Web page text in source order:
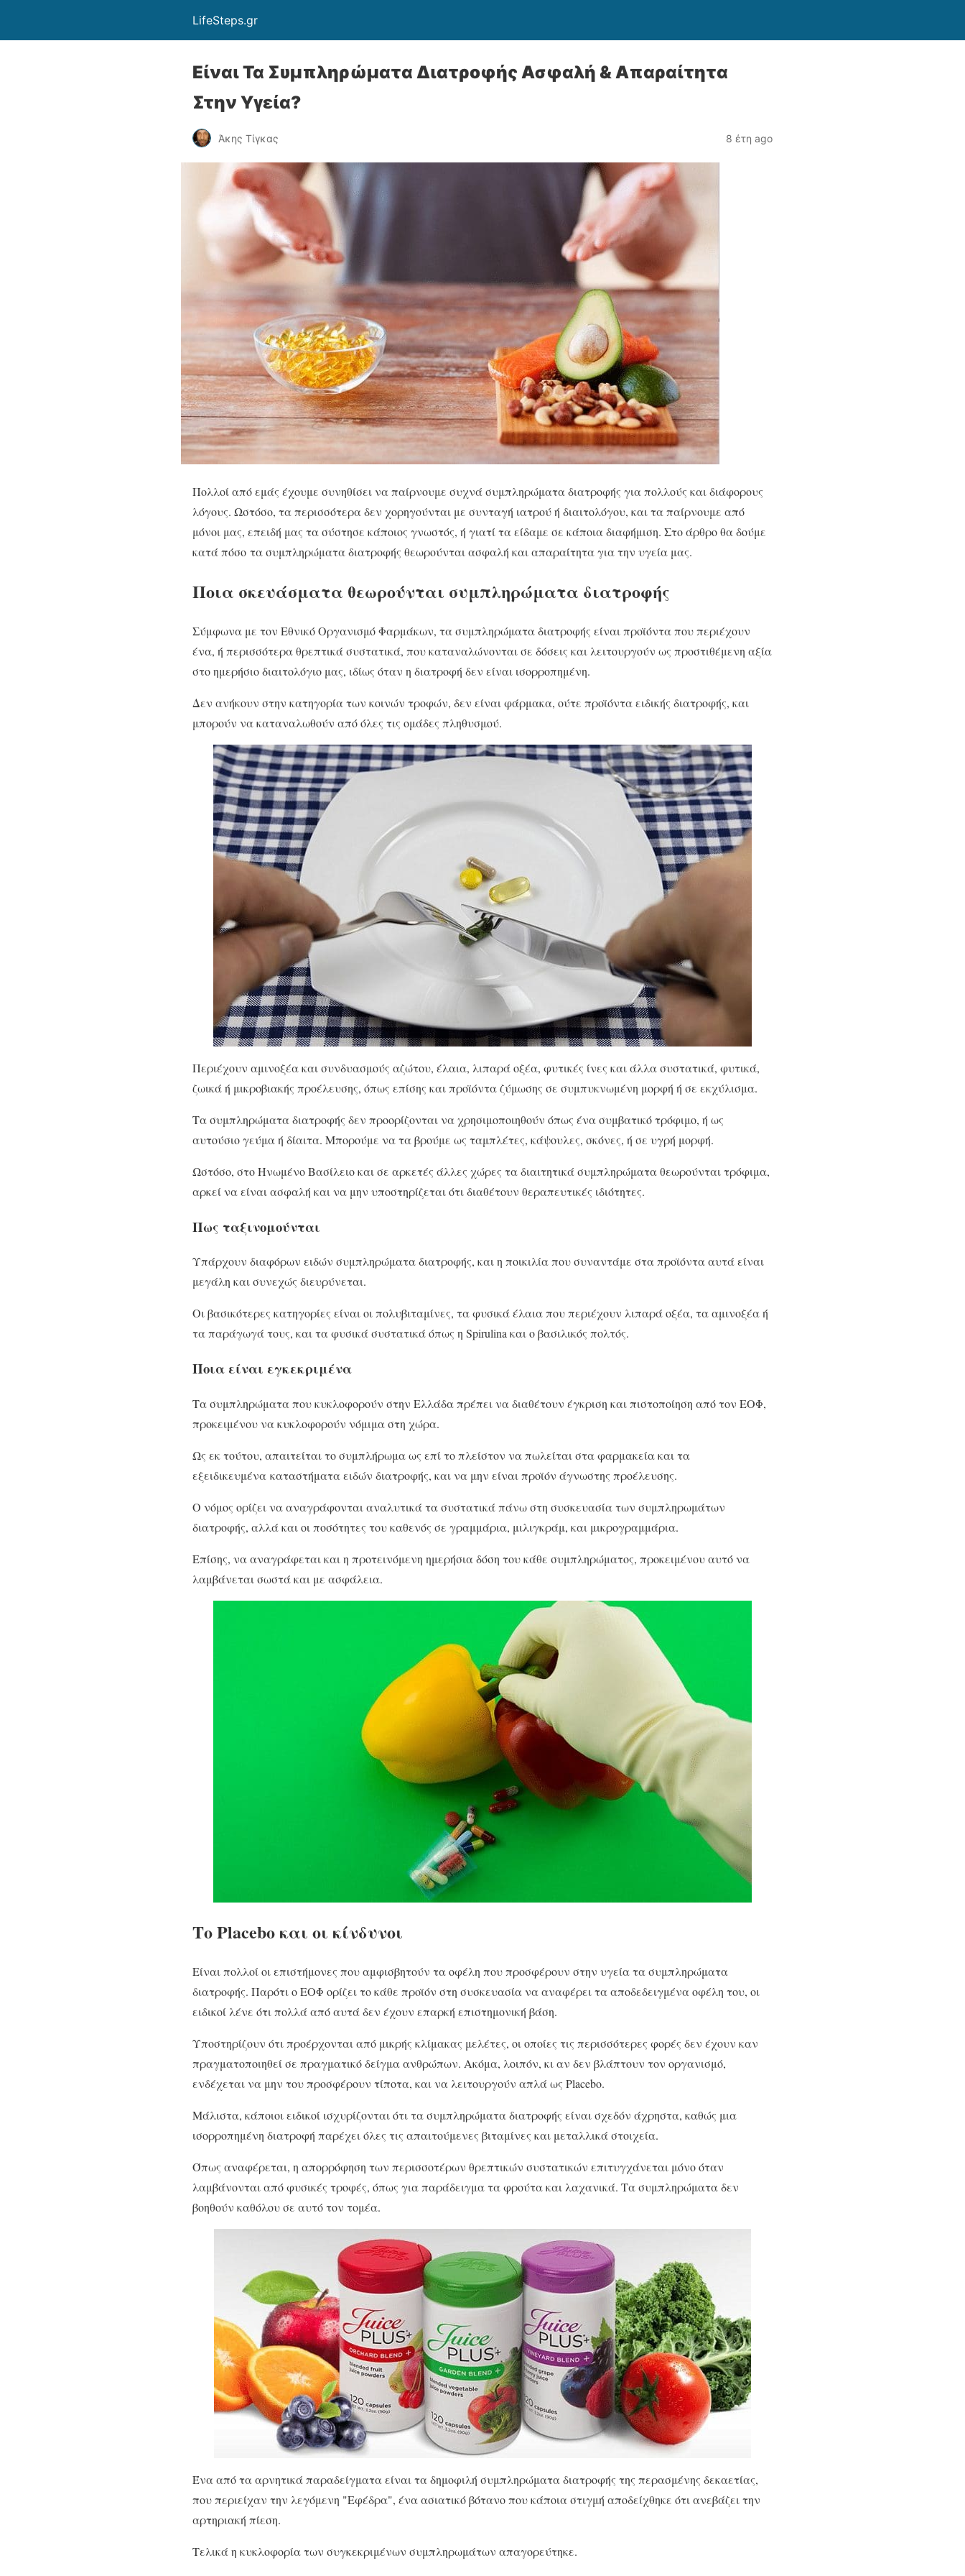
LifeSteps.gr
Είναι Τα Συμπληρώματα Διατροφής Ασφαλή & Απαραίτητα
Στην Υγεία?
Άκης Τίγκας 8 έτη ago
Πολλοί από εμάς έχουμε συνηθίσει να παίρνουμε συχνά συμπληρώματα διατροφής για πολλούς και διάφορους
λόγους. Ωστόσο, τα περισσότερα δεν χορηγούνται με συνταγή ιατρού ή διαιτολόγου, και τα παίρνουμε από
μόνοι μας, επειδή μας τα σύστησε κάποιος γνωστός, ή γιατί τα είδαμε σε κάποια διαφήμιση. Στο άρθρο θα δούμε
κατά πόσο τα συμπληρώματα διατροφής θεωρούνται ασφαλή και απαραίτητα για την υγεία μας.
Ποια σκευάσματα θεωρούνται συμπληρώματα διατροφής
Σύμφωνα με τον Εθνικό Οργανισμό Φαρμάκων, τα συμπληρώματα διατροφής είναι προϊόντα που περιέχουν
ένα, ή περισσότερα θρεπτικά συστατικά, που καταναλώνονται σε δόσεις και λειτουργούν ως προστιθέμενη αξία
στο ημερήσιο διαιτολόγιο μας, ιδίως όταν η διατροφή δεν είναι ισορροπημένη.
Δεν ανήκουν στην κατηγορία των κοινών τροφών, δεν είναι φάρμακα, ούτε προϊόντα ειδικής διατροφής, και
μπορούν να καταναλωθούν από όλες τις ομάδες πληθυσμού.
Περιέχουν αμινοξέα και συνδυασμούς αζώτου, έλαια, λιπαρά οξέα, φυτικές ίνες και άλλα συστατικά, φυτικά,
ζωικά ή μικροβιακής προέλευσης, όπως επίσης και προϊόντα ζύμωσης σε συμπυκνωμένη μορφή ή σε εκχύλισμα.
Τα συμπληρώματα διατροφής δεν προορίζονται να χρησιμοποιηθούν όπως ένα συμβατικό τρόφιμο, ή ως
αυτούσιο γεύμα ή δίαιτα. Μπορούμε να τα βρούμε ως ταμπλέτες, κάψουλες, σκόνες, ή σε υγρή μορφή.
Ωστόσο, στο Ηνωμένο Βασίλειο και σε αρκετές άλλες χώρες τα διαιτητικά συμπληρώματα θεωρούνται τρόφιμα,
αρκεί να είναι ασφαλή και να μην υποστηρίζεται ότι διαθέτουν θεραπευτικές ιδιότητες.
Πως ταξινομούνται
Υπάρχουν διαφόρων ειδών συμπληρώματα διατροφής, και η ποικιλία που συναντάμε στα προϊόντα αυτά είναι
μεγάλη και συνεχώς διευρύνεται.
Οι βασικότερες κατηγορίες είναι οι πολυβιταμίνες, τα φυσικά έλαια που περιέχουν λιπαρά οξέα, τα αμινοξέα ή
τα παράγωγά τους, και τα φυσικά συστατικά όπως η Spirulina και ο βασιλικός πολτός.
Ποια είναι εγκεκριμένα
Τα συμπληρώματα που κυκλοφορούν στην Ελλάδα πρέπει να διαθέτουν έγκριση και πιστοποίηση από τον ΕΟΦ,
προκειμένου να κυκλοφορούν νόμιμα στη χώρα.
Ως εκ τούτου, απαιτείται το συμπλήρωμα ως επί το πλείστον να πωλείται στα φαρμακεία και τα
εξειδικευμένα καταστήματα ειδών διατροφής, και να μην είναι προϊόν άγνωστης προέλευσης.
Ο νόμος ορίζει να αναγράφονται αναλυτικά τα συστατικά πάνω στη συσκευασία των συμπληρωμάτων
διατροφής, αλλά και οι ποσότητες του καθενός σε γραμμάρια, μιλιγκράμ, και μικρογραμμάρια.
Επίσης, να αναγράφεται και η προτεινόμενη ημερήσια δόση του κάθε συμπληρώματος, προκειμένου αυτό να
λαμβάνεται σωστά και με ασφάλεια.
Το Placebo και οι κίνδυνοι
Είναι πολλοί οι επιστήμονες που αμφισβητούν τα οφέλη που προσφέρουν στην υγεία τα συμπληρώματα
διατροφής. Παρότι ο ΕΟΦ ορίζει το κάθε προϊόν στη συσκευασία να αναφέρει τα αποδεδειγμένα οφέλη του, οι
ειδικοί λένε ότι πολλά από αυτά δεν έχουν επαρκή επιστημονική βάση.
Υποστηρίζουν ότι προέρχονται από μικρής κλίμακας μελέτες, οι οποίες τις περισσότερες φορές δεν έχουν καν
πραγματοποιηθεί σε πραγματικό δείγμα ανθρώπων. Ακόμα, λοιπόν, κι αν δεν βλάπτουν τον οργανισμό,
ενδέχεται να μην του προσφέρουν τίποτα, και να λειτουργούν απλά ως Placebo.
Μάλιστα, κάποιοι ειδικοί ισχυρίζονται ότι τα συμπληρώματα διατροφής είναι σχεδόν άχρηστα, καθώς μια
ισορροπημένη διατροφή παρέχει όλες τις απαιτούμενες βιταμίνες και μεταλλικά στοιχεία.
Όπως αναφέρεται, η απορρόφηση των περισσοτέρων θρεπτικών συστατικών επιτυγχάνεται μόνο όταν
λαμβάνονται από φυσικές τροφές, όπως για παράδειγμα τα φρούτα και λαχανικά. Τα συμπληρώματα δεν
βοηθούν καθόλου σε αυτό τον τομέα.
Ένα από τα αρνητικά παραδείγματα είναι τα δημοφιλή συμπληρώματα διατροφής της περασμένης δεκαετίας,
που περιείχαν την λεγόμενη "Εφέδρα", ένα ασιατικό βότανο που κάποια στιγμή αποδείχθηκε ότι ανεβάζει την
αρτηριακή πίεση.
Τελικά η κυκλοφορία των συγκεκριμένων συμπληρωμάτων απαγορεύτηκε.